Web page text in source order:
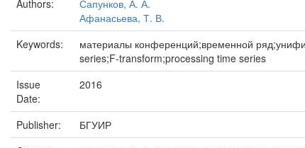
Authors:
Сапунков, А. А.
Афанасьева, Т. В.
Keywords:
материалы конференций;временной
series;F-transform;processing time series
Issue
Date:
2016
Publisher:
БГУИР